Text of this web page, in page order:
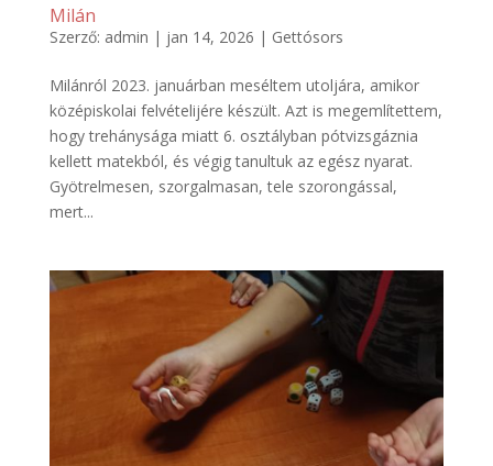
Milán
Szerző: admin | jan 14, 2026 | Gettósors
Milánról 2023. januárban meséltem utoljára, amikor
középiskolai felvételijére készült. Azt is megemlítettem,
hogy trehánysága miatt 6. osztályban pótvizsgáznia
kellett matekból, és végig tanultuk az egész nyarat.
Gyötrelmesen, szorgalmasan, tele szorongással,
mert...